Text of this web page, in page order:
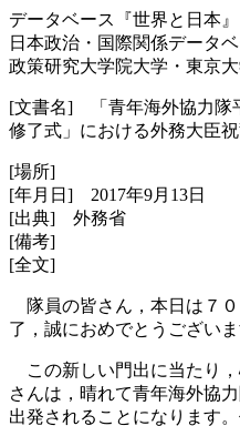
データベース『世界と日本
日本政治・国際関係データ
政策研究大学院大学・東京
[文書名] 「青年海外協力隊
修了式」における外務大臣
[場所]
[年月日] 2017年9月13日
[出典] 外務省
[備考]
[全文]
隊員の皆さん，本日は７
了，誠におめでとうございま
この新しい門出に当たり
さんは，晴れて青年海外協
出発されることになります